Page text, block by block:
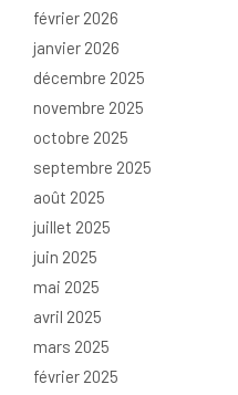
février 2026
janvier 2026
décembre 2025
novembre 2025
octobre 2025
septembre 2025
août 2025
juillet 2025
juin 2025
mai 2025
avril 2025
mars 2025
février 2025